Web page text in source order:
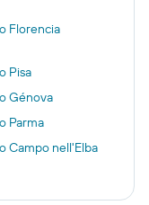
Florencia
Pisa
Génova
Parma
Campo nell'Elba